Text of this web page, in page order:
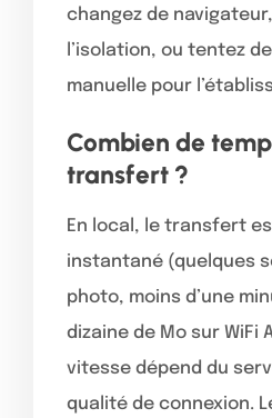
changez de
l’isolation, ou tentez
manuelle pour
Combien de
transfert ?
En local, le transfert
instantané (quelques
photo, moins d’une
dizaine de Mo sur WiFi
vitesse dépend du
qualité de connexion.